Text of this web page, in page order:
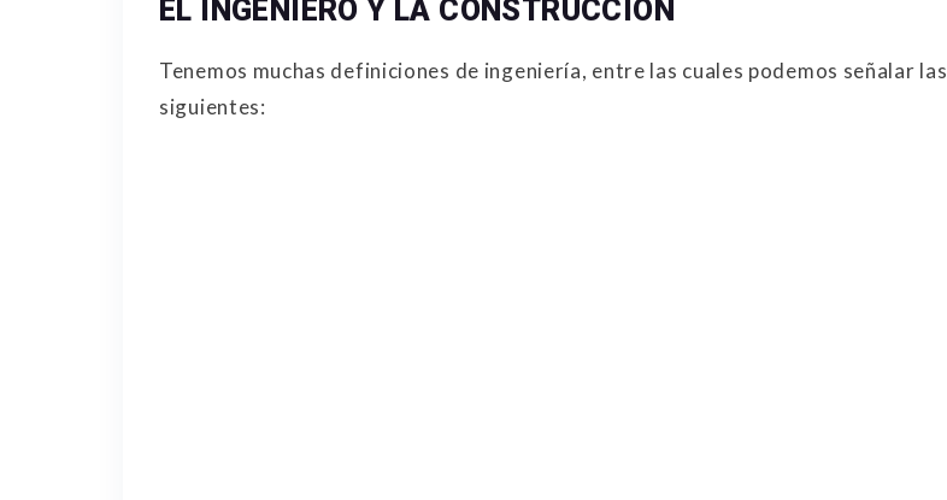
EL INGENIERO Y LA CONSTRUCCIÓN
Tenemos muchas definiciones de ingeniería, entre las cuales podemos señalar las
siguientes: